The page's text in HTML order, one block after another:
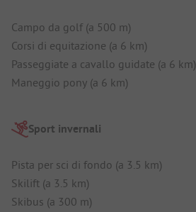
Campo da golf (a 500 m)
Corsi di equitazione (a 6 km)
Passeggiate a cavallo guidate (a 6 km)
Maneggio pony (a 6 km)
Sport invernali
Pista per sci di fondo (a 3.5 km)
Skilift (a 3.5 km)
Skibus (a 300 m)